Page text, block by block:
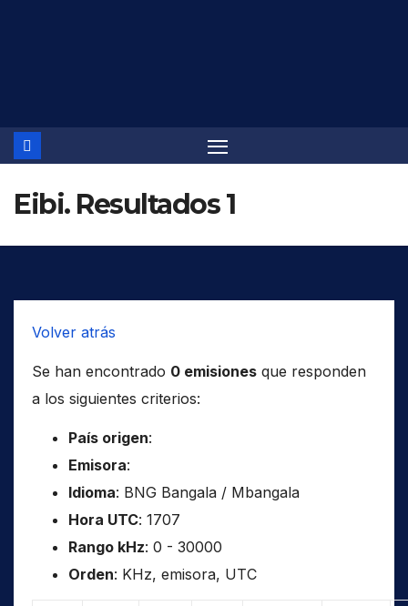
Eibi. Resultados 1
Volver atrás
Se han encontrado 0 emisiones que responden
a los siguientes criterios:
País origen:
Emisora:
Idioma: BNG Bangala / Mbangala
Hora UTC: 1707
Rango kHz: 0 - 30000
Orden: KHz, emisora, UTC